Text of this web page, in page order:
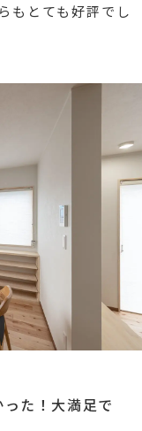
もとても好評でし
た！大満足で